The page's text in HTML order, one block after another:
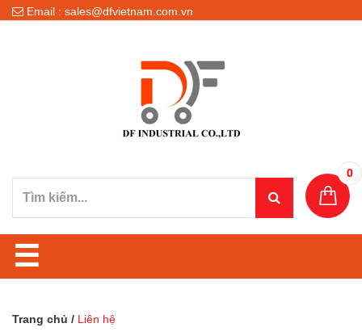
Email : sales@dfvietnam.com.vn
0
☰
Trang chủ / Liên hệ